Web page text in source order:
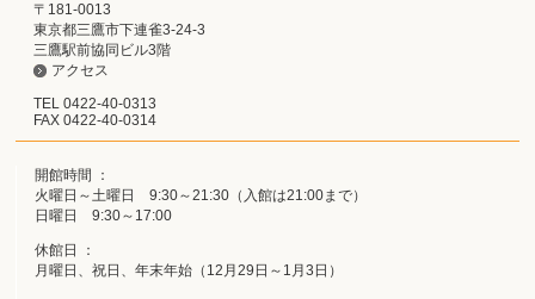
〒181-0013
東京都三鷹市下連雀3-24-3
三鷹駅前協同ビル3階
アクセス
TEL 0422-40-0313
FAX 0422-40-0314
開館時間 ：
火曜日～土曜日 9:30～21:30（入館は21:00まで）
日曜日 9:30～17:00
休館日 ：
月曜日、祝日、年末年始（12月29日～1月3日）